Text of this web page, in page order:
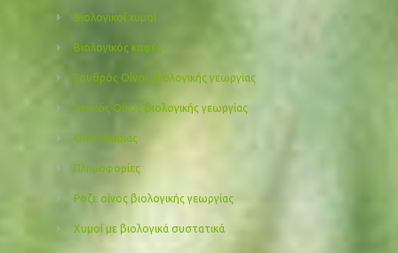
Βιολογικοί χυμοί
Βιολογικός καφές
Ερυθρός Οίνος βιολογικής γεωργίας
Λευκός Οίνος βιολογικής γεωργίας
Οίνοι Ικαρίας
Πληροφορίες
Ροζε οίνος βιολογικής γεωργίας
Χυμοί με βιολογικά συστατικά